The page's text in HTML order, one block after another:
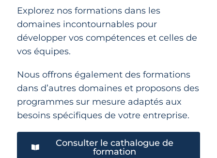
Explorez nos formations dans les
domaines incontournables pour
développer vos compétences et celles de
vos équipes.
Nous offrons également des formations
dans d’autres domaines et proposons des
programmes sur mesure adaptés aux
besoins spécifiques de votre entreprise.
Consulter le cathalogue de
formation